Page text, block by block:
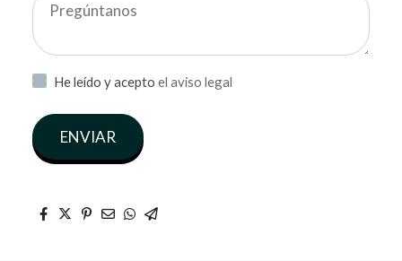
He leído y acepto el aviso legal
ENVIAR